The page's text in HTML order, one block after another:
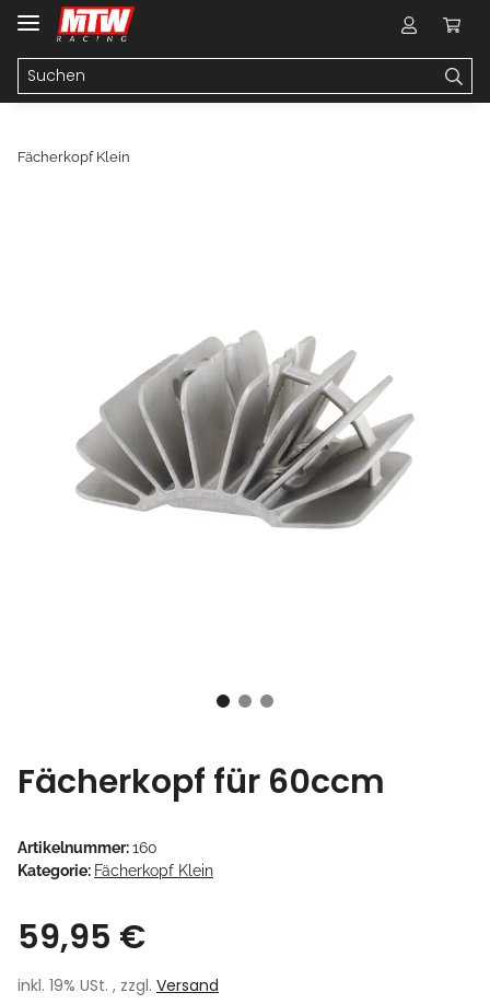
Fächerkopf Klein
Fächerkopf für 60ccm
Artikelnummer:160
Kategorie: Fächerkopf Klein
59,95 €
inkl. 19% USt. , zzgl. Versand